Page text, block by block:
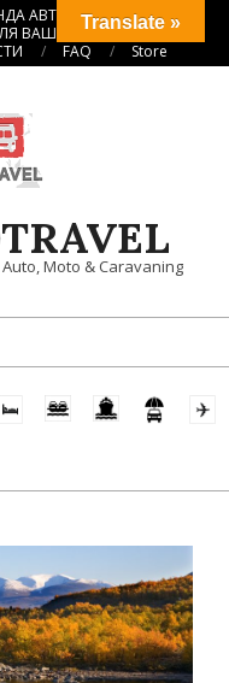
АВТОКЕМПЕРОВ
ВАШИХ ПУТЕШЕСТВИЙ
FAQ Store
Moto & Caravaning
Translate »